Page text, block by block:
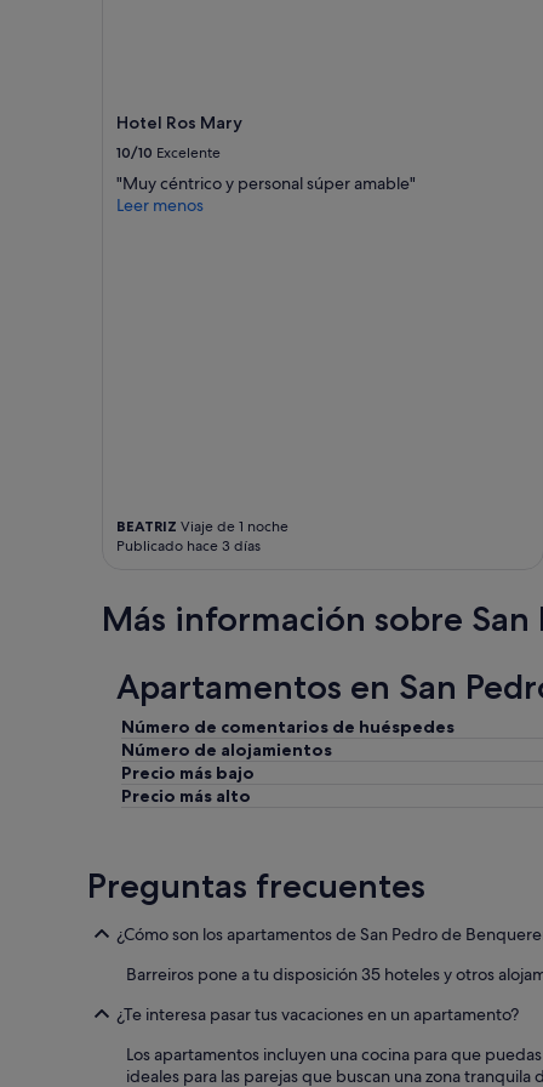
Hotel Ros Mary
10/10 Excelente
"Muy céntrico y personal súper amable"
Leer menos
BEATRIZ Viaje de 1 noche
Publicado hace 3 días
Más información sobre
Apartamentos en San
Número de comentarios de huéspedes
Número de alojamientos
Precio más bajo
Precio más alto
Preguntas frecuentes
¿Cómo son los apartamentos de San Pedro de
Barreiros pone a tu disposición 35 hoteles y otros
¿Te interesa pasar tus vacaciones en un apartamento?
Los apartamentos incluyen una cocina para que
ideales para las parejas que buscan una zona